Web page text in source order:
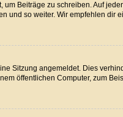
Beiträge zu schreiben. Auf
und so weiter. Wir empfehlen
Sitzung angemeldet. Dies
öffentlichen Computer, zum